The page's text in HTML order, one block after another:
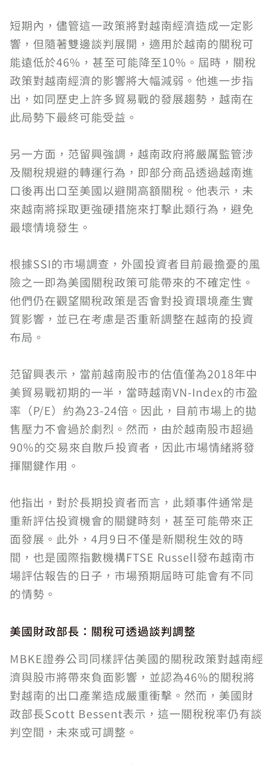
短期內，儘管這一政策將對越南經濟造成一定影
響，但隨著雙邊談判展開，適用於越南的關稅可
能遠低於46%，甚至可能降至10%。屆時，關稅
政策對越南經濟的影響將大幅減弱。他進一步指
出，如同歷史上許多貿易戰的發展趨勢，越南在
此局勢下最終可能受益。
另一方面，范留興強調，越南政府將嚴厲監管涉
及關稅規避的轉運行為，即部分商品透過越南進
口後再出口至美國以避開高額關稅。他表示，未
來越南將採取更強硬措施來打擊此類行為，避免
最壞情境發生。
根據SSI的市場調查，外國投資者目前最擔憂的風
險之一即為美國關稅政策可能帶來的不確定性。
他們仍在觀望關稅政策是否會對投資環境產生實
質影響，並已在考慮是否重新調整在越南的投資
布局。
范留興表示，當前越南股市的估值僅為2018年中
美貿易戰初期的一半，當時越南VN-Index的市盈
率（P/E）約為23-24倍。因此，目前市場上的拋
售壓力不會過於劇烈。然而，由於越南股市超過
90%的交易來自散戶投資者，因此市場情緒將發
揮關鍵作用。
他指出，對於長期投資者而言，此類事件通常是
重新評估投資機會的關鍵時刻，甚至可能帶來正
面發展。此外，4月9日不僅是新關稅生效的時
間，也是國際指數機構FTSE Russell發布越南市
場評估報告的日子，市場預期屆時可能會有不同
的情勢。
美國財政部長：關稅可透過談判調整
MBKE證券公司同樣評估美國的關稅政策對越南經
濟與股市將帶來負面影響，並認為46%的關稅將
對越南的出口產業造成嚴重衝擊。然而，美國財
政部長Scott Bessent表示，這一關稅稅率仍有談
判空間，未來或可調整。